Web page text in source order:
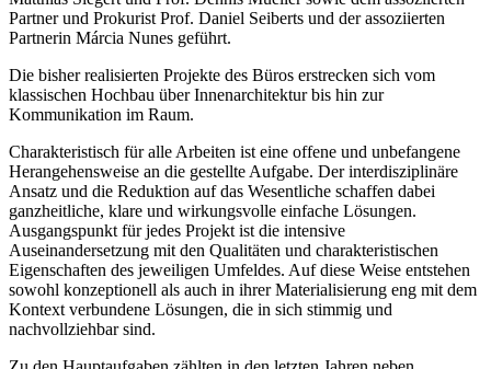
Partner und Prokurist Prof. Daniel Seiberts und der assoziierten
Partnerin Márcia Nunes geführt.
Die bisher realisierten Projekte des Büros erstrecken sich vom
klassischen Hochbau über Innenarchitektur bis hin zur
Kommunikation im Raum.
Charakteristisch für alle Arbeiten ist eine offene und unbefangene
Herangehensweise an die gestellte Aufgabe. Der interdisziplinäre
Ansatz und die Reduktion auf das Wesentliche schaffen dabei
ganzheitliche, klare und wirkungsvolle einfache Lösungen.
Ausgangspunkt für jedes Projekt ist die intensive
Auseinandersetzung mit den Qualitäten und charakteristischen
Eigenschaften des jeweiligen Umfeldes. Auf diese Weise entstehen
sowohl konzeptionell als auch in ihrer Materialisierung eng mit dem
Kontext verbundene Lösungen, die in sich stimmig und
nachvollziehbar sind.